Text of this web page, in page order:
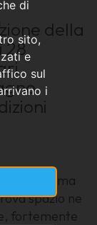
di
sito,
e
sul
i
della
28
coralità ma
spazio ne
fortemente